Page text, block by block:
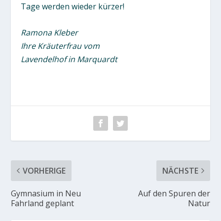
Tage werden wieder kürzer!
Ramona Kleber
Ihre Kräuterfrau vom
Lavendelhof in Marquardt
VORHERIGE
Gymnasium in Neu
Fahrland geplant
NÄCHSTE
Auf den Spuren der
Natur